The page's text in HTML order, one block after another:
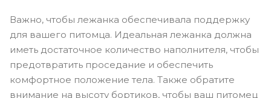
Важно, чтобы лежанка обеспечивала поддержку
для вашего питомца. Идеальная лежанка должна
иметь достаточное количество наполнителя, чтобы
предотвратить проседание и обеспечить
комфортное положение тела. Также обратите
внимание на высоту бортиков, чтобы ваш питомец